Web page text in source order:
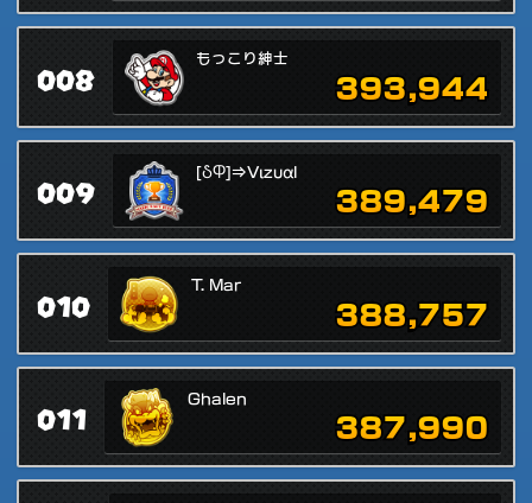
008
もっこり紳士
393,944
009
[ჂႴ]⇒Vιzυαl
389,479
010
T. Mar
388,757
011
Ghalen
387,990